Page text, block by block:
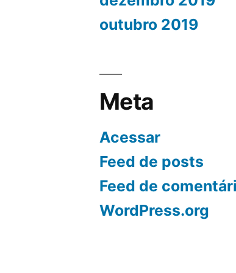
outubro 2019
Meta
Acessar
Feed de posts
Feed de
WordPress.org